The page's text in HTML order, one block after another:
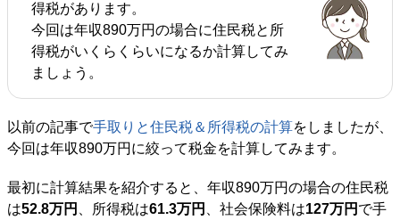
得税があります。
今回は年収890万円の場合に住民税と所
得税がいくらくらいになるか計算してみ
ましょう。
以前の記事で手取りと住民税＆所得税の計算をしましたが、
今回は年収890万円に絞って税金を計算してみます。
最初に計算結果を紹介すると、年収890万円の場合の住民税
は52.8万円 、所得税は61.3万円 、社会保険料は127万円 で手